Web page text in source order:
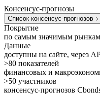
Консенсус-прогнозы
Список консенсус-прогнозов
Покрытие
по самым значимым
Данные
доступны на сайте, через
>80 показателей
финансовых и
>50 участников
консенсус-прогнозов